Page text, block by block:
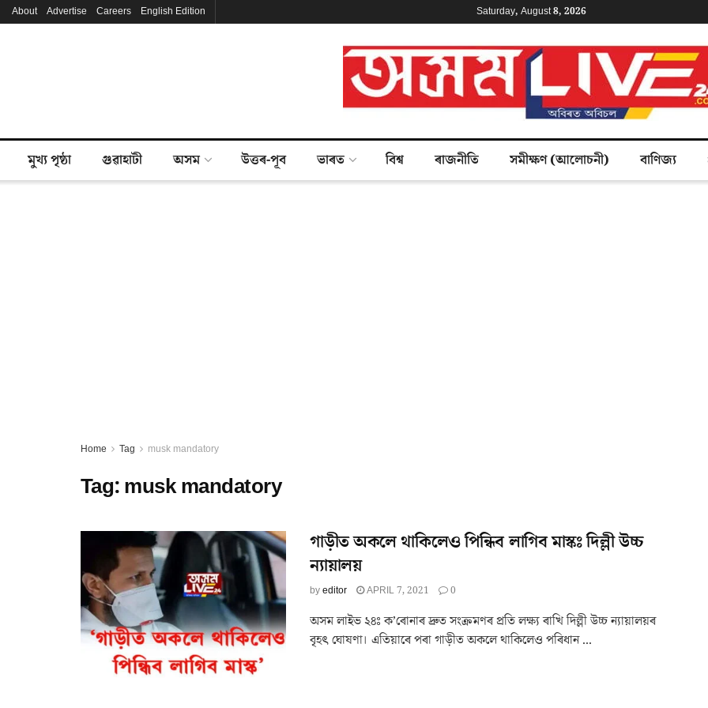
About Advertise Careers English Edition Saturday, August 8, 2026
মুখ্য পৃষ্ঠা গুৱাহাটী অসম উত্তৰ-পূব ভাৰত বিশ্ব ৰাজনীতি সমীক্ষণ (আলোচনী) বাণিজ্য
Home Tag musk mandatory
Tag:musk mandatory
গাড়ীত অকলে থাকিলেও পিন্ধিব লাগিব মাস্কঃ দিল্লী উচ্চ
ন্যায়ালয়
byeditor APRIL 7, 2021 0
অসম লাইভ ২৪ঃ ক’ৰোনাৰ দ্ৰুত সংক্ৰমণৰ প্ৰতি লক্ষ্য ৰাখি দিল্লী উচ্চ ন্যায়ালয়ৰ
বৃহৎ ঘোষণা। এতিয়াৰে পৰা গাড়ীত অকলে থাকিলেও পৰিধান ...